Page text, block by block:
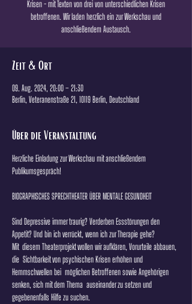
Krisen - mit Texten von drei von unterschiedlichen Krisen
betroffenen. Wir laden herzlich ein zur Werkschau und
anschließendem Austausch.
Zeit & Ort
09. Aug. 2024, 20:00 – 21:30
Berlin, Veteranenstraße 21, 10119 Berlin, Deutschland
Über die Veranstaltung
Herzliche Einladung zur Werkschau mit anschließendem
Publikumsgespräch!
BIOGRAPHISCHES SPRECHTHEATER ÜBER MENTALE GESUNDHEIT
Sind Depressive immer traurig? Verderben Essstörungen den
Appetit? Und bin ich verrückt, wenn ich zur Therapie gehe?
Mit  diesem Theaterprojekt wollen wir aufklären, Vorurteile abbauen,
die  Sichtbarkeit von psychischen Krisen erhöhen und
Hemmschwellen bei  möglichen Betroffenen sowie Angehörigen
senken, sich mit dem Thema  auseinander zu setzen und
gegebenenfalls Hilfe zu suchen.